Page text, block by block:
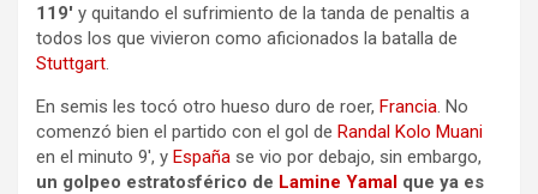
119′ y quitando el sufrimiento de la tanda de penaltis a
todos los que vivieron como aficionados la batalla de
Stuttgart.
En semis les tocó otro hueso duro de roer, Francia. No
comenzó bien el partido con el gol de Randal Kolo Muani
en el minuto 9′, y España se vio por debajo, sin embargo,
un golpeo estratosférico de Lamine Yamal que ya es